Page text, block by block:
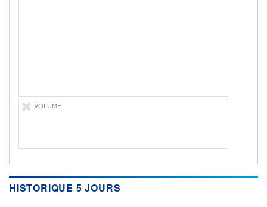
VOLUME
HISTORIQUE 5 JOURS